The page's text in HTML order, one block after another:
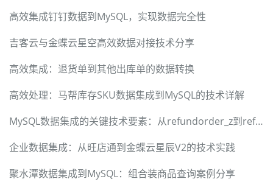
高效集成钉钉数据到MySQL，实现数据完全性
吉客云与金蝶云星空高效数据对接技术分享
高效集成：退货单到其他出库单的数据转换
高效处理：马帮库存SKU数据集成到MySQL的技术详解
MySQL数据集成的关键技术要素：从refundorder_z到refundorder
企业数据集成：从旺店通到金蝶云星辰V2的技术实践
聚水潭数据集成到MySQL：组合装商品查询案例分享